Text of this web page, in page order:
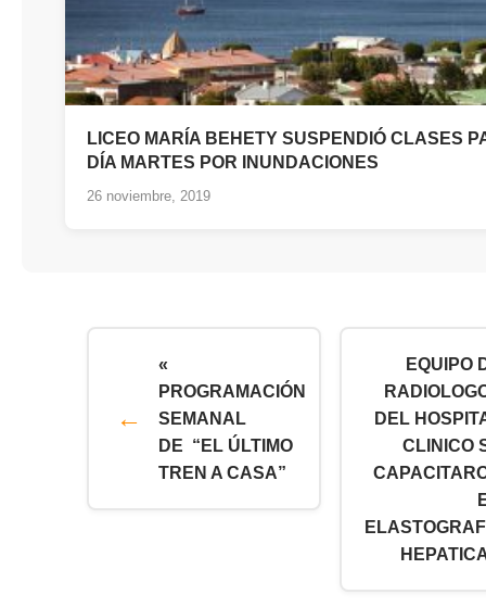
LICEO MARÍA BEHETY SUSPENDIÓ CLASES
DÍA MARTES POR INUNDACIONES
26 noviembre, 2019
«
PROGRAMACIÓN
SEMANAL
DE “EL ÚLTIMO
TREN A CASA”
EQUIPO
DEL
CLINICO